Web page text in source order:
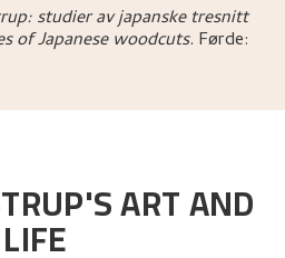
studier av japanske tresnitt
of Japanese woodcuts. Førde:
ART AND
LIFE